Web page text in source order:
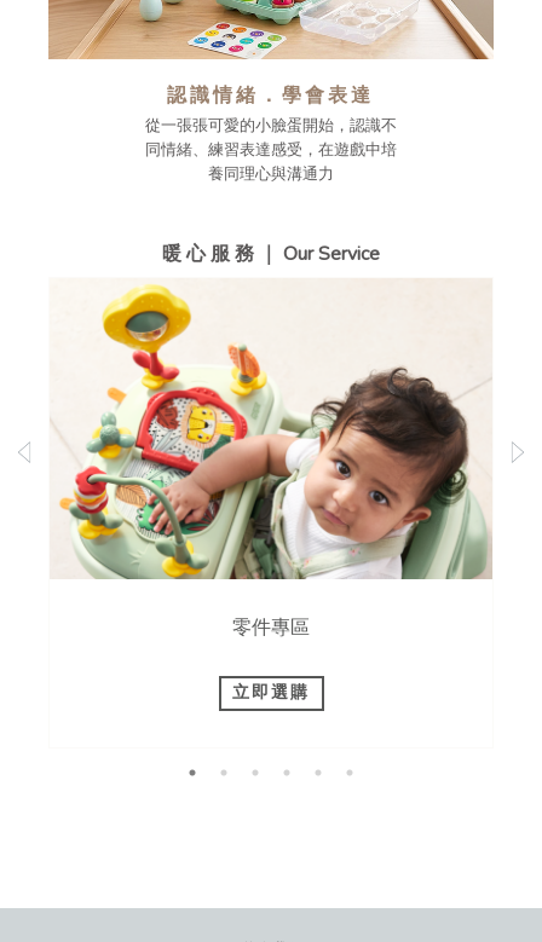
認識情緒．學會表達
從一張張可愛的小臉蛋開始，認識不
同情緒、練習表達感受，在遊戲中培
養同理心與溝通力
暖 心 服 務 ｜ Our Service
零件專區
立即選購